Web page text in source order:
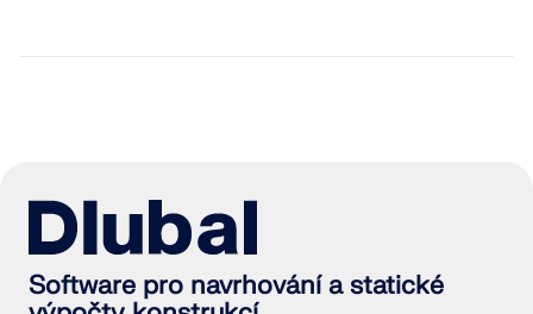
Software pro navrhování a statické